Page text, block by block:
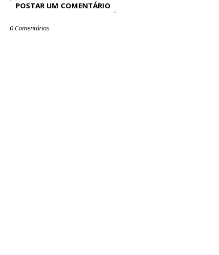
POSTAR UM COMENTÁRIO
0 Comentários